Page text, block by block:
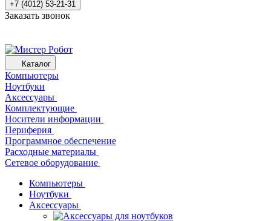
+7 (4012) 53-21-31
Заказать звонок
Каталог
Компьютеры
Ноутбуки
Аксессуары
Комплектующие
Носители информации
Периферия
Программное обеспечение
Расходные материалы
Сетевое оборудование
Компьютеры
Ноутбуки
Аксессуары